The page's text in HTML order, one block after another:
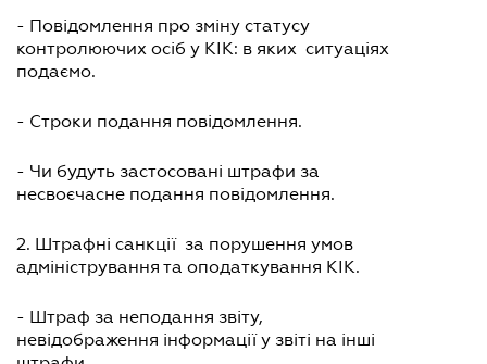
- Повідомлення про зміну статусу
контролюючих осіб у КІК: в яких ситуаціях
подаємо.
- Строки подання повідомлення.
- Чи будуть застосовані штрафи за
несвоєчасне подання повідомлення.
2. Штрафні санкції за порушення умов
адміністрування та оподаткування КІК.
- Штраф за неподання звіту,
невідображення інформації у звіті на інші